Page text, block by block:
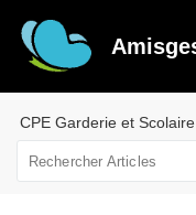
CPE Garderie et Scolaire